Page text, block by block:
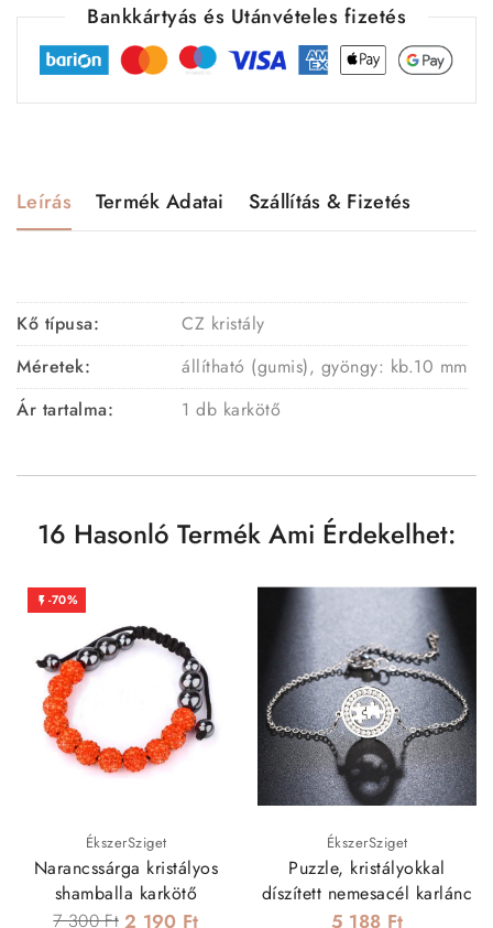
Bankkártyás és Utánvételes fizetés
Leírás Termék Adatai Szállítás & Fizetés
Kő típusa:
CZ kristály
Méretek:
állítható (gumis), gyöngy: kb.10 mm
Ár tartalma:
1 db karkötő
16 Hasonló Termék Ami Érdekelhet:
 -70%
ÉkszerSziget
Narancssárga kristályos
shamballa karkötő
7 300 Ft 2 190 Ft
ÉkszerSziget
Puzzle, kristályokkal
díszített nemesacél karlánc
5 188 Ft